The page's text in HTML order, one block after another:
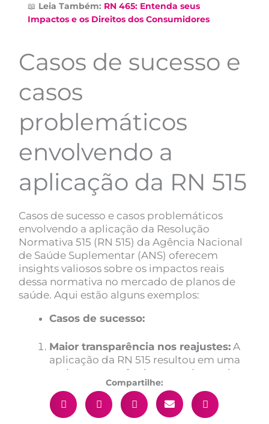
📖 Leia Também: RN 465: Entenda seus
Impactos e os Direitos dos Consumidores
Casos de sucesso e
casos
problemáticos
envolvendo a
aplicação da RN 515
Casos de sucesso e casos problemáticos
envolvendo a aplicação da Resolução
Normativa 515 (RN 515) da Agência Nacional
de Saúde Suplementar (ANS) oferecem
insights valiosos sobre os impactos reais
dessa normativa no mercado de planos de
saúde. Aqui estão alguns exemplos:
Casos de sucesso:
Maior transparência nos reajustes: A
aplicação da RN 515 resultou em uma
maior transparência nos reajustes dos
planos de saúde individuais e
familiares, permitindo que os
beneficiários compreendam melhor os
Compartilhe: